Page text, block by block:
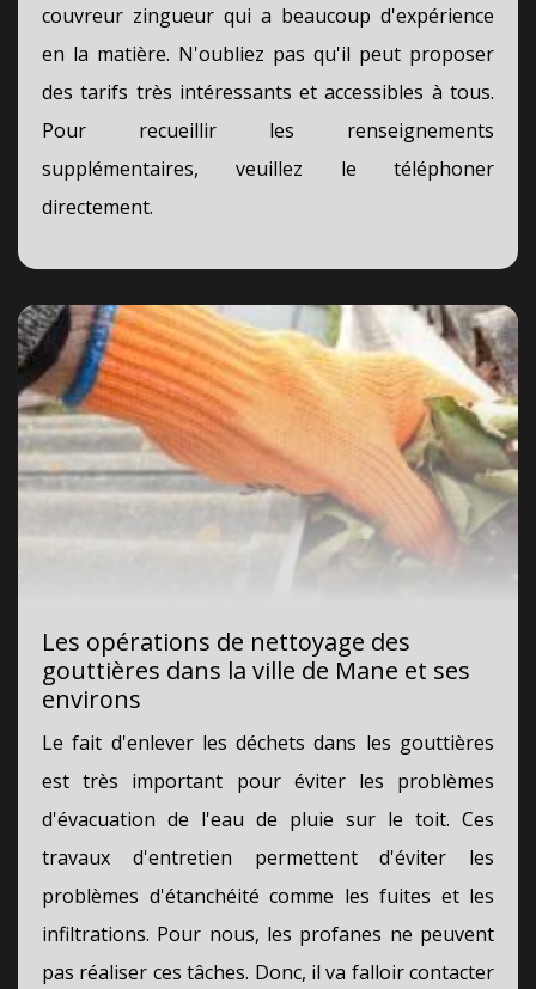
couvreur zingueur qui a beaucoup d'expérience
en la matière. N'oubliez pas qu'il peut proposer
des tarifs très intéressants et accessibles à tous.
Pour recueillir les renseignements
supplémentaires, veuillez le téléphoner
directement.
Les opérations de nettoyage des
gouttières dans la ville de Mane et ses
environs
Le fait d'enlever les déchets dans les gouttières
est très important pour éviter les problèmes
d'évacuation de l'eau de pluie sur le toit. Ces
travaux d'entretien permettent d'éviter les
problèmes d'étanchéité comme les fuites et les
infiltrations. Pour nous, les profanes ne peuvent
pas réaliser ces tâches. Donc, il va falloir contacter